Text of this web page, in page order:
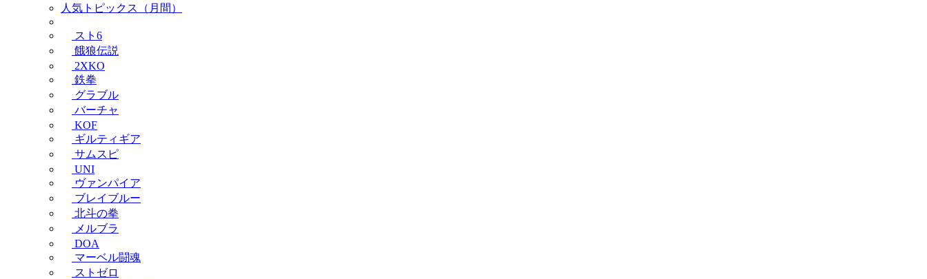
人気トピックス（月間）
スト6
餓狼伝説
2XKO
鉄拳
グラブル
バーチャ
KOF
ギルティギア
サムスピ
UNI
ヴァンパイア
ブレイブルー
北斗の拳
メルブラ
DOA
マーベル闘魂
ストゼロ